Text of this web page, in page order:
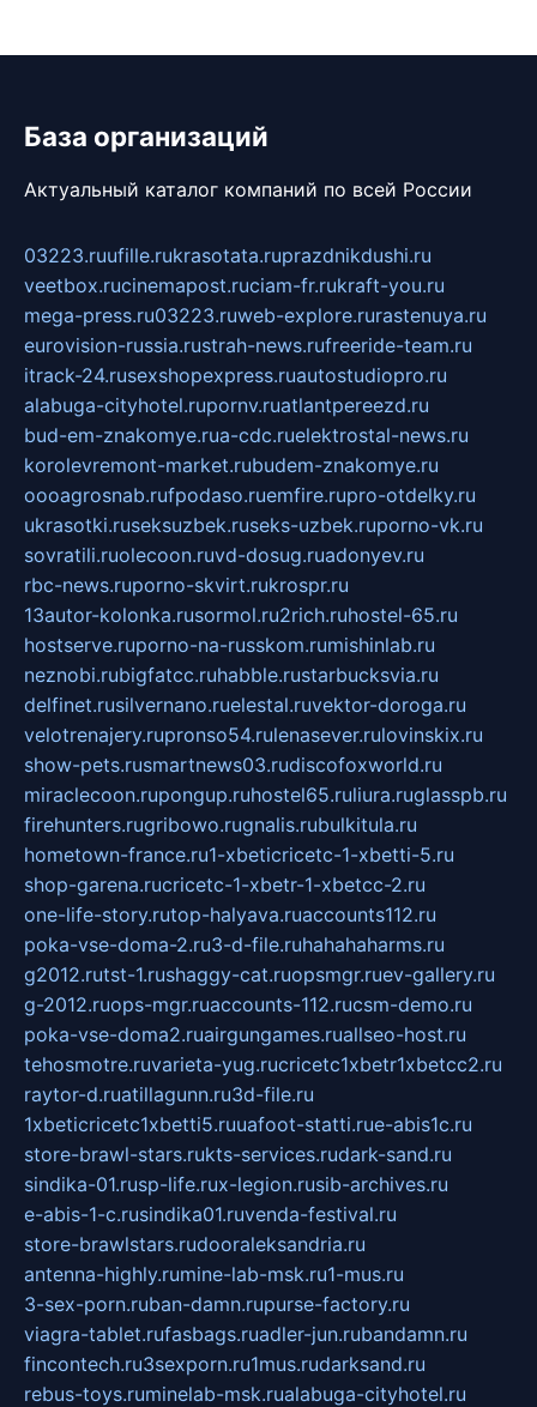
База организаций
Актуальный каталог компаний по всей России
03223.ruufille.rukrasotata.ruprazdnikdushi.ru
veetbox.rucinemapost.ruciam-fr.rukraft-you.ru
mega-press.ru03223.ruweb-explore.rurastenuya.ru
eurovision-russia.rustrah-news.rufreeride-team.ru
itrack-24.rusexshopexpress.ruautostudiopro.ru
alabuga-cityhotel.rupornv.ruatlantpereezd.ru
bud-em-znakomye.rua-cdc.ruelektrostal-news.ru
korolevremont-market.rubudem-znakomye.ru
oooagrosnab.rufpodaso.ruemfire.rupro-otdelky.ru
ukrasotki.ruseksuzbek.ruseks-uzbek.ruporno-vk.ru
sovratili.ruolecoon.ruvd-dosug.ruadonyev.ru
rbc-news.ruporno-skvirt.rukrospr.ru
13autor-kolonka.rusormol.ru2rich.ruhostel-65.ru
hostserve.ruporno-na-russkom.rumishinlab.ru
neznobi.rubigfatcc.ruhabble.rustarbucksvia.ru
delfinet.rusilvernano.ruelestal.ruvektor-doroga.ru
velotrenajery.rupronso54.rulenasever.rulovinskix.ru
show-pets.rusmartnews03.rudiscofoxworld.ru
miraclecoon.rupongup.ruhostel65.ruliura.ruglasspb.ru
firehunters.rugribowo.rugnalis.rubulkitula.ru
hometown-france.ru1-xbeticricetc-1-xbetti-5.ru
shop-garena.rucricetc-1-xbetr-1-xbetcc-2.ru
one-life-story.rutop-halyava.ruaccounts112.ru
poka-vse-doma-2.ru3-d-file.ruhahahaharms.ru
g2012.rutst-1.rushaggy-cat.ruopsmgr.ruev-gallery.ru
g-2012.ruops-mgr.ruaccounts-112.rucsm-demo.ru
poka-vse-doma2.ruairgungames.ruallseo-host.ru
tehosmotre.ruvarieta-yug.rucricetc1xbetr1xbetcc2.ru
raytor-d.ruatillagunn.ru3d-file.ru
1xbeticricetc1xbetti5.ruuafoot-statti.rue-abis1c.ru
store-brawl-stars.rukts-services.rudark-sand.ru
sindika-01.rusp-life.rux-legion.rusib-archives.ru
e-abis-1-c.rusindika01.ruvenda-festival.ru
store-brawlstars.rudooraleksandria.ru
antenna-highly.rumine-lab-msk.ru1-mus.ru
3-sex-porn.ruban-damn.rupurse-factory.ru
viagra-tablet.rufasbags.ruadler-jun.rubandamn.ru
fincontech.ru3sexporn.ru1mus.rudarksand.ru
rebus-toys.ruminelab-msk.rualabuga-cityhotel.ru